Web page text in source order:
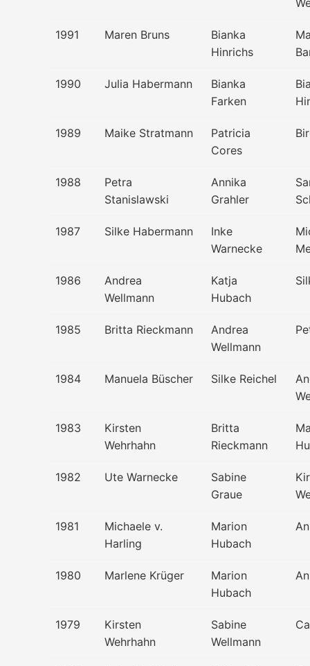
1991 Maren Bruns
Bianka
Hinrichs
1990 Julia Habermann
Bianka
Farken
1989 Maike Stratmann
Patricia
Cores
1988
Petra
Stanislawski
Annika
Grahler
1987 Silke Habermann
Inke
Warnecke
1986
Andrea
Wellmann
Katja
Hubach
1985 Britta Rieckmann
Andrea
Wellmann
1984 Manuela Büscher Silke Reichel
1983
Kirsten
Wehrhahn
Britta
Rieckmann
1982 Ute Warnecke
Sabine
Graue
1981
Michaele v.
Harling
Marion
Hubach
1980 Marlene Krüger
Marion
Hubach
1979
Kirsten
Wehrhahn
Sabine
Wellmann